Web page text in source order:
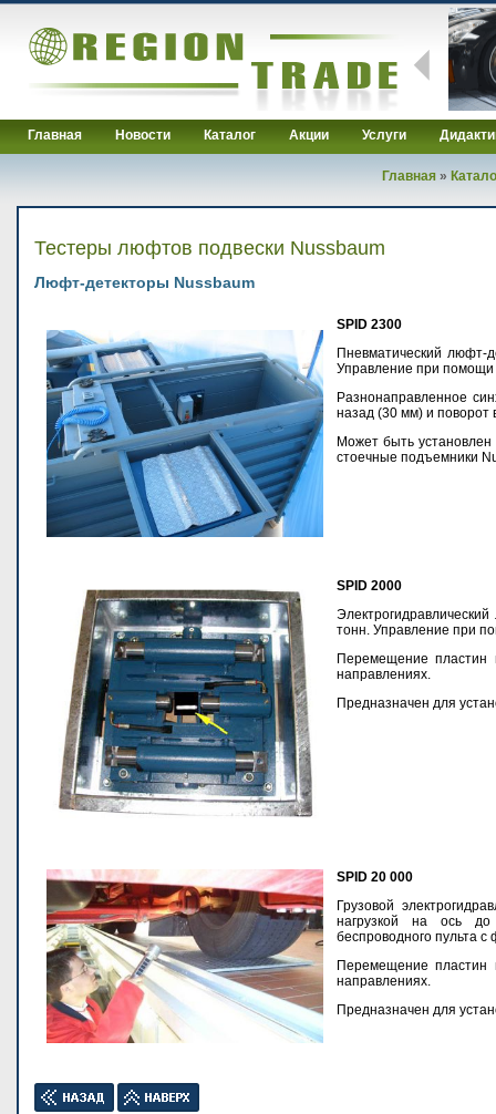
Главная Новости Каталог Акции Услуги
Главная »
Тестеры люфтов подвески Nussbaum
Люфт-детекторы Nussbaum
SPID 2300
Пневматический люфт-
Управление при
Разнонаправленное
назад (30 мм) и поворот
Может быть
стоечные подъемники
SPID 2000
тонн. Управление при
Перемещение
направлениях.
Предназначен для
SPID 20 000
Грузовой
нагрузкой на ось
беспроводного пульта
Перемещение
направлениях.
Предназначен для